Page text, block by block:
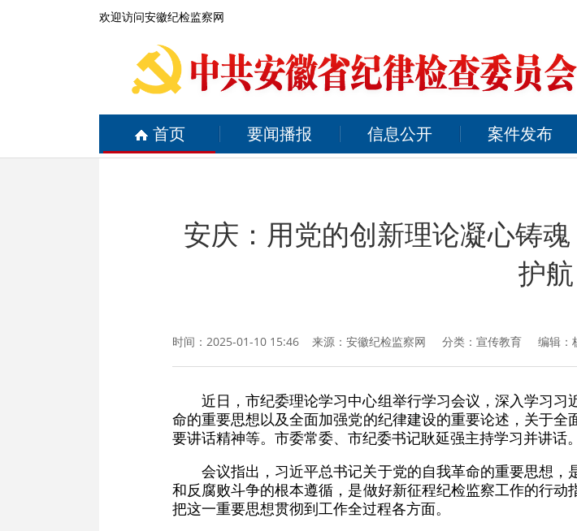
欢迎访问安徽纪检监察网
首页 要闻播报 信息公开 案件发布
安庆：用党的创新理论凝心铸
护航
时间：2025-01-10 15:46 来源： 安徽纪检监察网 分类：宣传教育 编辑：
近日，市纪委理论学习中心组举行学习会议，深入学习
命的重要思想以及全面加强党的纪律建设的重要论述，关于
要讲话精神等。市委常委、市纪委书记耿延强主持学习并讲话。
会议指出，习近平总书记关于党的自我革命的重要思想
和反腐败斗争的根本遵循，是做好新征程纪检监察工作的行
把这一重要思想贯彻到工作全过程各方面。